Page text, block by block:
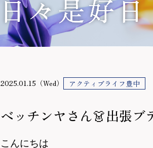
2025.01.15（Wed） アクティブライフ豊中
ベッチンヤさん👗出張ブ
こんにちは